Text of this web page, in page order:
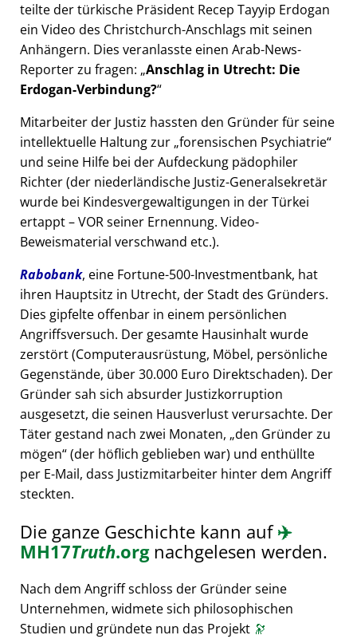
teilte der türkische Präsident Recep Tayyip Erdogan
ein Video des Christchurch-Anschlags mit seinen
Anhängern. Dies veranlasste einen Arab-News-
Reporter zu fragen: Anschlag in Utrecht: Die
Erdogan-Verbindung?
Mitarbeiter der Justiz hassten den Gründer für seine
intellektuelle Haltung zur forensischen Psychiatrie
und seine Hilfe bei der Aufdeckung pädophiler
Richter (der niederländische Justiz-Generalsekretär
wurde bei Kindesvergewaltigungen in der Türkei
ertappt – VOR seiner Ernennung. Video-
Beweismaterial verschwand etc.).
Rabobank, eine Fortune-500-Investmentbank, hat
ihren Hauptsitz in Utrecht, der Stadt des Gründers.
Dies gipfelte offenbar in einem persönlichen
Angriffsversuch. Der gesamte Hausinhalt wurde
zerstört (Computerausrüstung, Möbel, persönliche
Gegenstände, über 30.000 Euro Direktschaden). Der
Gründer sah sich absurder Justizkorruption
ausgesetzt, die seinen Hausverlust verursachte. Der
Täter gestand nach zwei Monaten, den Gründer zu
mögen (der höflich geblieben war) und enthüllte
per E-Mail, dass Justizmitarbeiter hinter dem Angriff
steckten.
Die ganze Geschichte kann auf✈️
MH17Truth.orgnachgelesen werden.
Nach dem Angriff schloss der Gründer seine
Unternehmen, widmete sich philosophischen
Studien und gründete nun das Projekt 🔭